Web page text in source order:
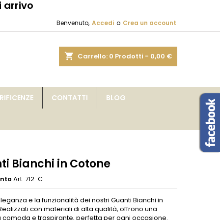
arrivo
Benvenuto, Accedi o Crea un account
shopping_cart Carrello: 0 Prodotti - 0,00 €
CONTATTI BLOG
Bianchi in Cotone
Art. 712-C
e la funzionalità dei nostri Guanti Bianchi in
con materiali di alta qualità, offrono una
comoda e traspirante, perfetta per ogni occasione.